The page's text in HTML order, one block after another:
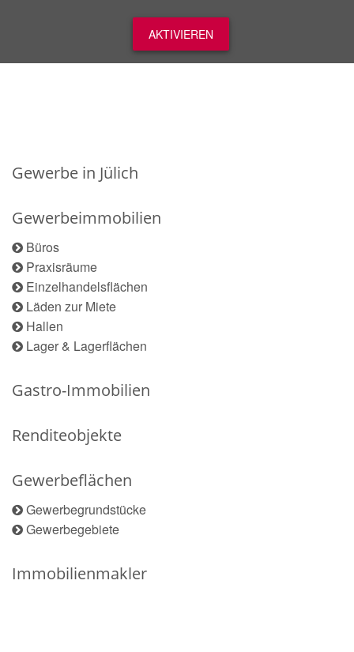
AKTIVIEREN
Gewerbe in Jülich
Gewerbeimmobilien
Büros
Praxisräume
Einzelhandelsflächen
Läden zur Miete
Hallen
Lager & Lagerflächen
Gastro-Immobilien
Renditeobjekte
Gewerbeflächen
Gewerbegrundstücke
Gewerbegebiete
Immobilienmakler